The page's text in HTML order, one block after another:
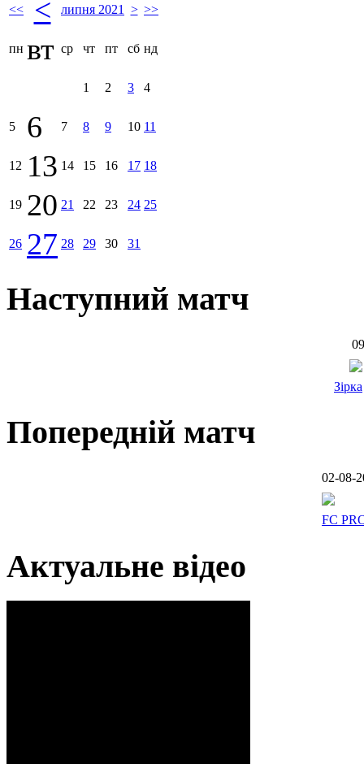
<< < липня 2021 > >>
пн вт ср чт пт сб нд
1 2 3 4
5 6 7 8 9 10 11
12 13 14 15 16 17 18
19 20 21 22 23 24 25
26 27 28 29 30 31
Наступний матч
Зірка
Попередній матч
02-08-
FC
Актуальне відео